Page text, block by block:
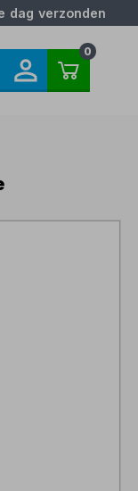
dag verzonden
0